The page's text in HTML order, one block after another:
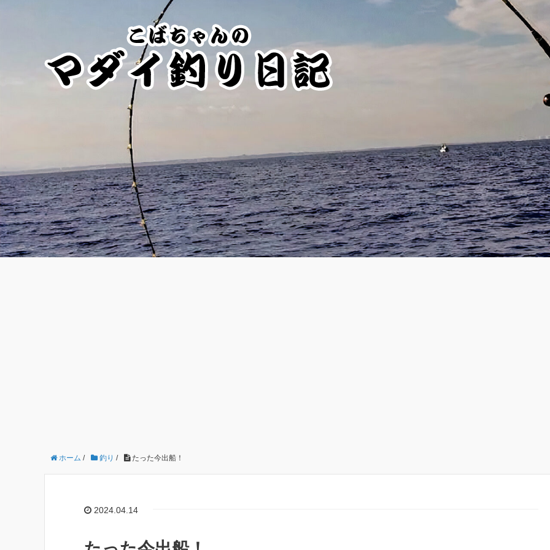
ホーム / 釣り / たった今出船！
2024.04.14